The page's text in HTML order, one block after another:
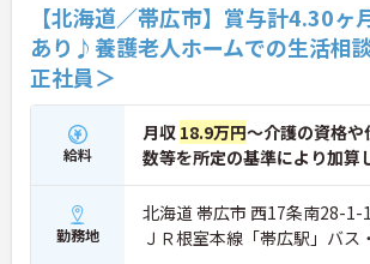
【北海道／帯広市】賞与計4.30ヶ
あり♪養護老人ホームでの生活相
正社員＞
給料
月収 18.9万円～介護の資格
数等を所定の基準により加算
勤務地
北海道 帯広市 西17条南28-1-1
ＪＲ根室本線「帯広駅」バス